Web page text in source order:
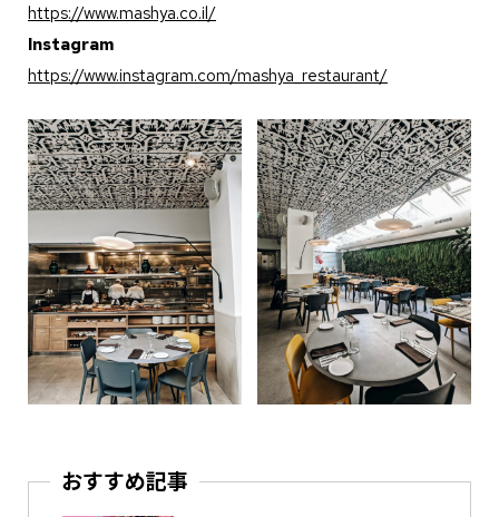
https://www.mashya.co.il/
Instagram
https://www.instagram.com/mashya_restaurant/
おすすめ記事